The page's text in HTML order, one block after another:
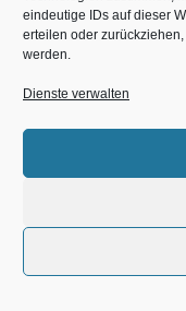
eindeutige IDs auf dieser
erteilen oder
werden.
Dienste verwalten